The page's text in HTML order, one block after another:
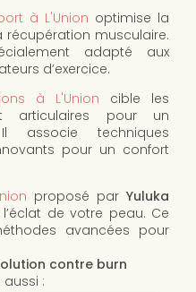
à L'Union optimise la
musculaire.
adapté aux
d’exercice.
à L'Union cible les
articulaires pour un
associe techniques
pour un confort
proposé par Yuluka
de votre peau. Ce
avancées pour
contre burn
: